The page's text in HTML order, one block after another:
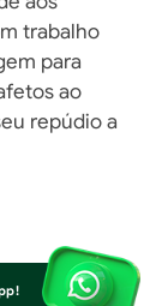
trabalho
para
ao
repúdio a